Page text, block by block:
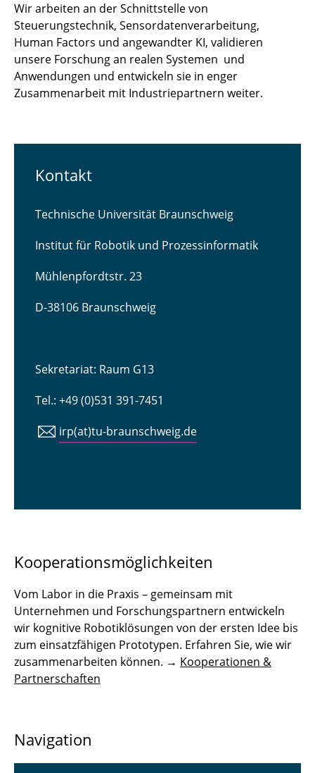
Wir arbeiten an der Schnittstelle von
Steuerungstechnik, Sensordatenverarbeitung,
Human Factors und angewandter KI, validieren
unsere Forschung an realen Systemen und
Anwendungen und entwickeln sie in enger
Zusammenarbeit mit Industriepartnern weiter.
Kontakt
Technische Universität Braunschweig
Institut für Robotik und Prozessinformatik
Mühlenpfordtstr. 23
D-38106 Braunschweig
Sekretariat: Raum G13
Tel.: +49 (0)531 391-7451
irp(at)tu-braunschweig.de
Kooperationsmöglichkeiten
Vom Labor in die Praxis – gemeinsam mit
Unternehmen und Forschungspartnern entwickeln
wir kognitive Robotiklösungen von der ersten Idee bis
zum einsatzfähigen Prototypen. Erfahren Sie, wie wir
zusammenarbeiten können. → Kooperationen &
Partnerschaften
Navigation